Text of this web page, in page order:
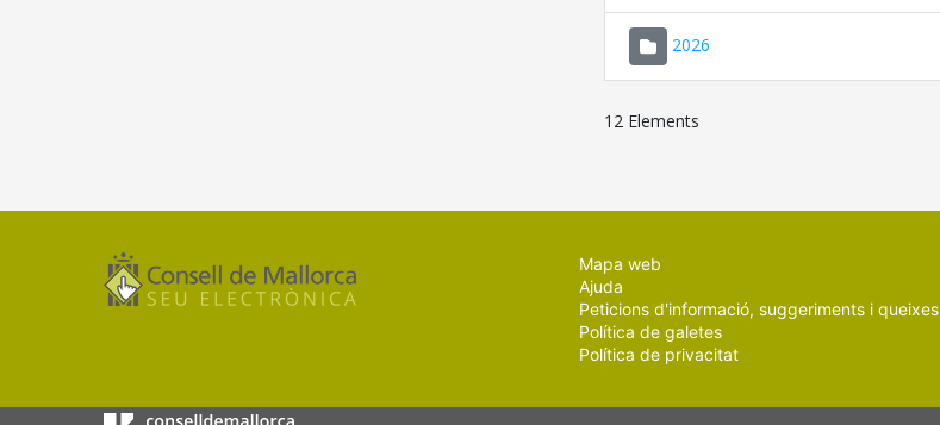
2026
12 Elements
Mapa web
Ajuda
Peticions d'informació, suggeriments i queixes
Política de galetes
Política de privacitat